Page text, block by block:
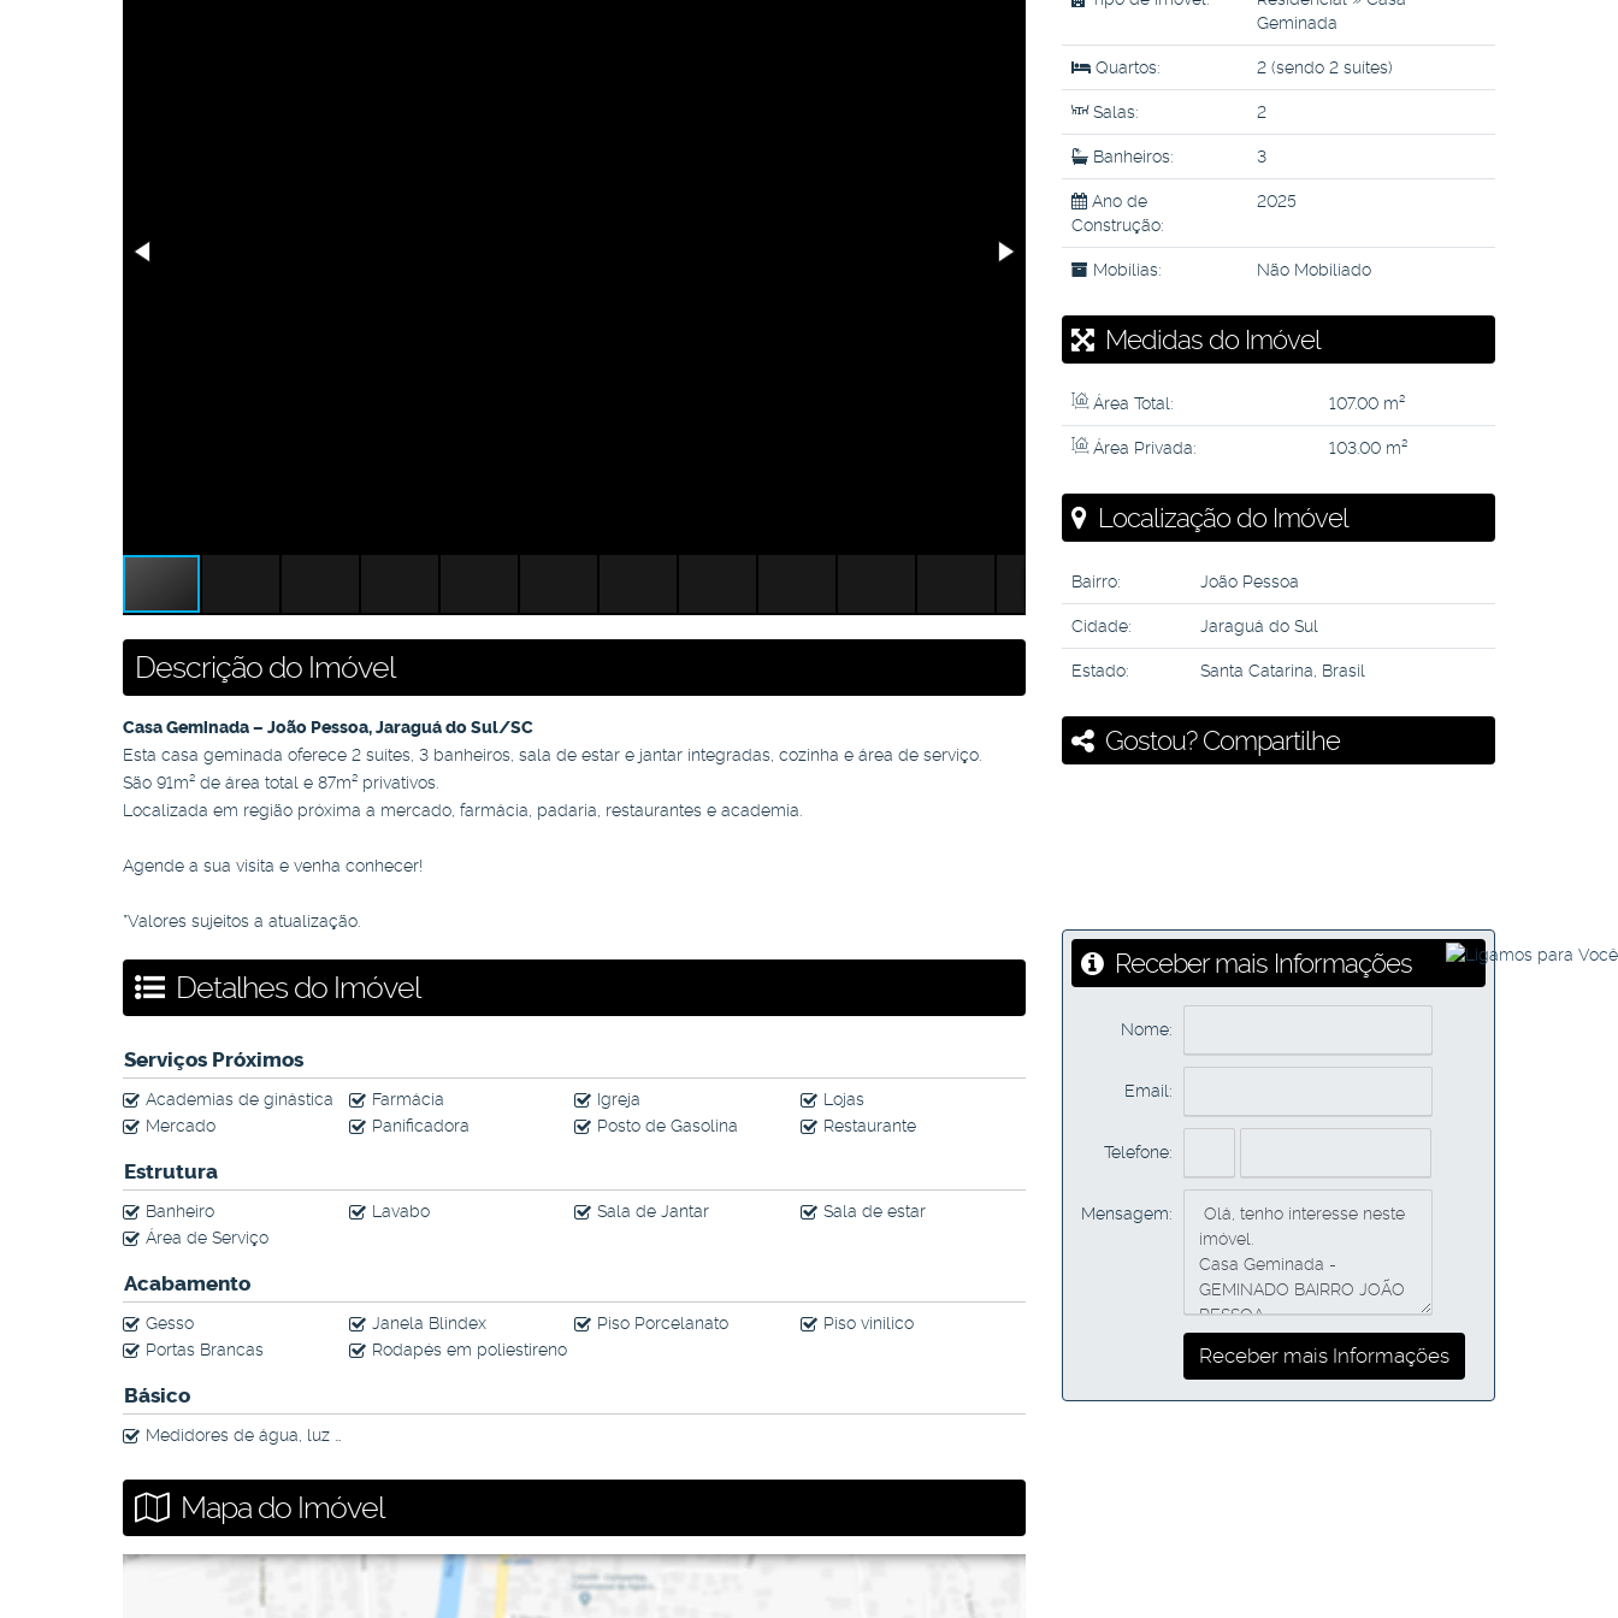
Descrição do Imóvel
Casa Geminada – João Pessoa, Jaraguá do Sul/SC
Esta casa geminada oferece 2 suítes, 3 banheiros, sala de estar e jantar integradas, cozinha e área de serviço.
São 91m² de área total e 87m² privativos.
Localizada em região próxima a mercado, farmácia, padaria, restaurantes e academia.
Agende a sua visita e venha conhecer!
*Valores sujeitos a atualização.
Detalhes do Imóvel
Serviços Próximos
Academias de ginástica Farmácia Igreja
Lojas
Mercado
Panificadora Posto de Gasolina Restaurante
Estrutura
Banheiro Lavabo Sala de Jantar
Sala de estar
Área de Serviço
Acabamento
Gesso Janela Blindex Piso Porcelanato
Piso vinilico
Portas Brancas
Rodapés em poliestireno
Básico
Medidores de água, luz e gás individuais
Mapa do Imóvel
Geminada
Quartos: 2 (sendo 2 suítes)
Salas: 2
Banheiros: 3
Ano de
Construção:
2025
Mobílias: Não Mobiliado
Medidas do Imóvel
Área Total: 107.00 m²
Área Privada: 103.00 m²
Localização do Imóvel
Bairro: João Pessoa
Cidade: Jaraguá do Sul
Estado: Santa Catarina, Brasil
Gostou? Compartilhe
Receber mais Informações
Nome:
Email:
Telefone:
Mensagem: